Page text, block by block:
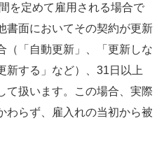
を定めて雇用される場合で
書面においてその契約が更新
（「自動更新」、「更新しな
新する」など）、31日以上
て扱います。この場合、実際
わらず、雇入れの当初から被